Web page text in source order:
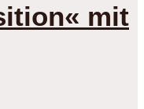
mit